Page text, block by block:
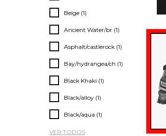
Beige (1)
Ancient Water/br (1)
Asphalt/castlerock (1)
Bay/hydrangea/ch (1)
Black Khaki (1)
Black/alloy (1)
Black/aqua (1)
VER TODOS